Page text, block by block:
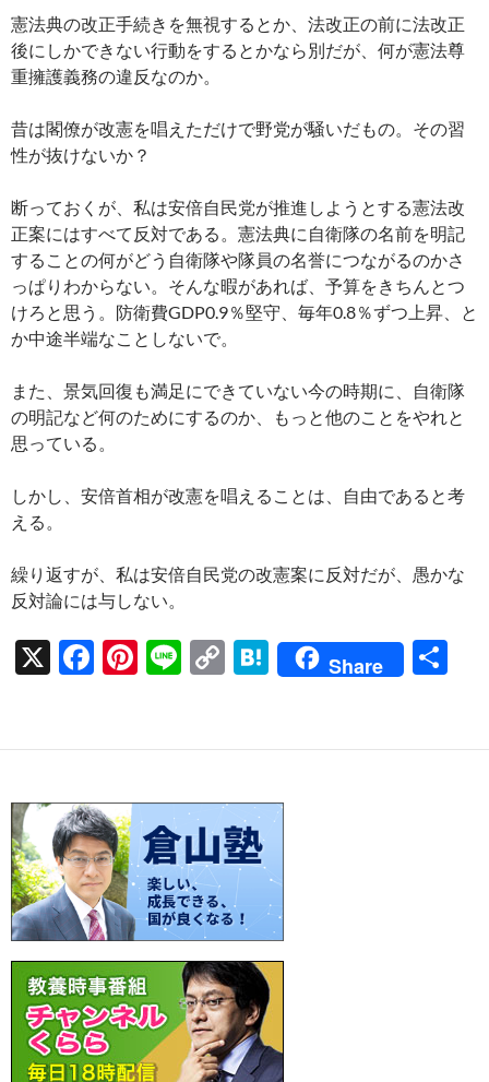
憲法典の改正手続きを無視するとか、法改正の前に法改正
後にしかできない行動をするとかなら別だが、何が憲法尊
重擁護義務の違反なのか。
昔は閣僚が改憲を唱えただけで野党が騒いだもの。その習
性が抜けないか？
断っておくが、私は安倍自民党が推進しようとする憲法改
正案にはすべて反対である。憲法典に自衛隊の名前を明記
することの何がどう自衛隊や隊員の名誉につながるのかさ
っぱりわからない。そんな暇があれば、予算をきちんとつ
けろと思う。防衛費GDP0.9％堅守、毎年0.8％ずつ上昇、と
か中途半端なことしないで。
また、景気回復も満足にできていない今の時期に、自衛隊
の明記など何のためにするのか、もっと他のことをやれと
思っている。
しかし、安倍首相が改憲を唱えることは、自由であると考
える。
繰り返すが、私は安倍自民党の改憲案に反対だが、愚かな
反対論には与しない。
X
F
b
o
o
k
Pi
es
t
Li
C
y
Li
n
k
H
n
a
Share